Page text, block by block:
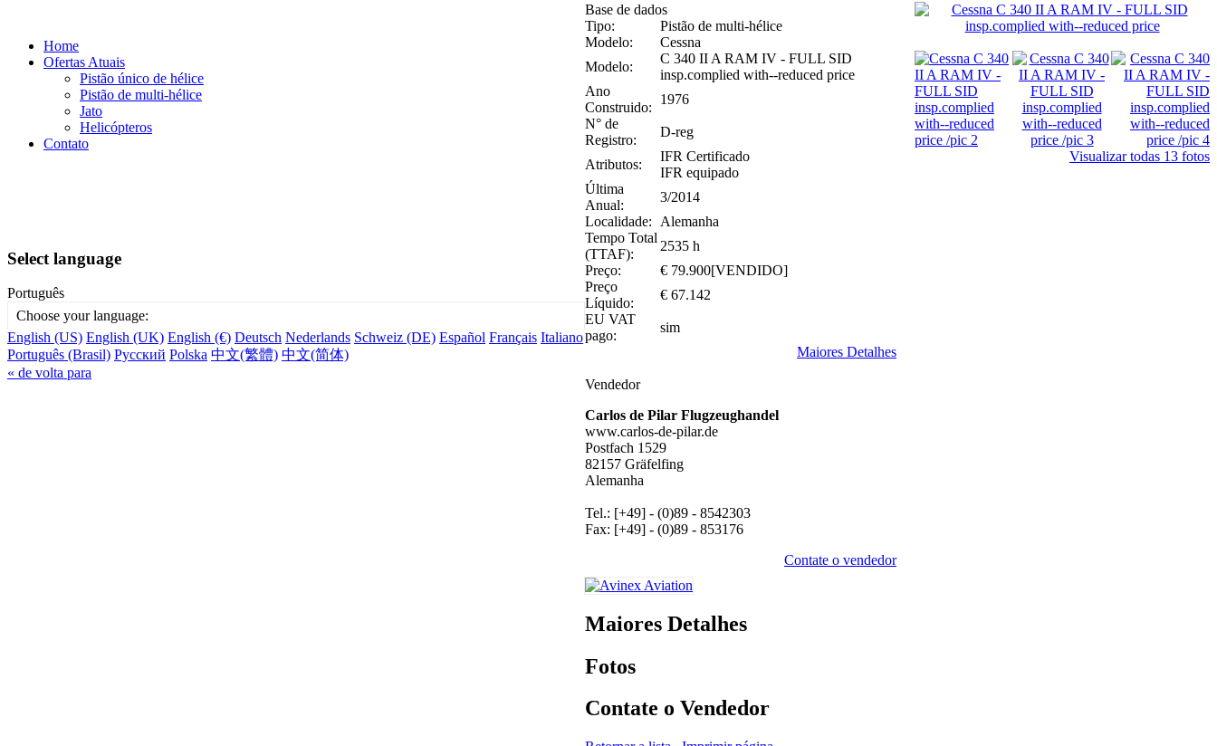
Home
Ofertas Atuais
Pistão único de hélice
Pistão de multi-hélice
Jato
Helicópteros
Contato
Select language
Português
Choose your language:
English (US) English (UK) English (€) Deutsch Nederlands Schweiz (DE) Español Français Italiano
Português (Brasil) Русский Polska 中文(繁體) 中文(简体)
« de volta para
Base de dados
Tipo:
Pistão de multi-hélice
Modelo:
Cessna
Modelo:
C 340 II A RAM IV - FULL SID
insp.complied with--reduced price
Ano
Construido:
1976
N° de
Registro:
D-reg
Atributos:
IFR Certificado
IFR equipado
Última
Anual:
3/2014
Localidade:
Alemanha
Tempo Total
(TTAF):
2535 h
Preço:
€ 79.900[VENDIDO]
Preço
Líquido:
€ 67.142
EU VAT
pago:
sim
Maiores Detalhes
Vendedor
Carlos de Pilar Flugzeughandel
www.carlos-de-pilar.de
Postfach 1529
82157 Gräfelfing
Alemanha
Tel.: [+49] - (0)89 - 8542303
Fax: [+49] - (0)89 - 853176
Contate o vendedor
Visualizar todas 13 fotos
Maiores Detalhes
Fotos
Contate o Vendedor